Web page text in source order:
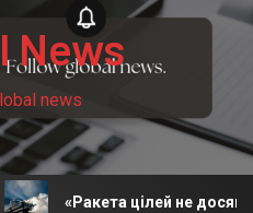
News
news
цілей не досягла»: у ЗСУ